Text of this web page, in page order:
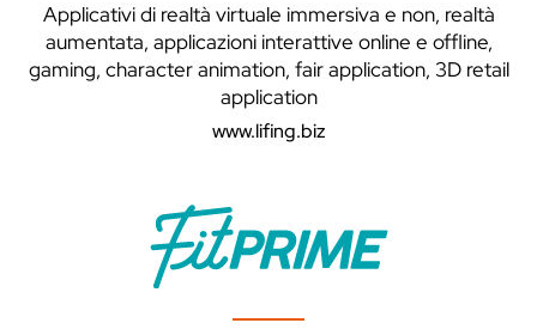
Applicativi di realtà virtuale immersiva e non, realtà
aumentata, applicazioni interattive online e offline,
gaming, character animation, fair application, 3D retail
application
www.lifing.biz